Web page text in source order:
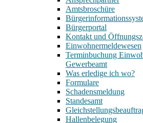
Amtsbroschüre
Bürgerportal
Kontakt und
Einwohnermeldewesen
Terminbuchung
Gewerbeamt
Was erledige ich wo?
Formulare
Schadensmeldung
Standesamt
Hallenbelegung